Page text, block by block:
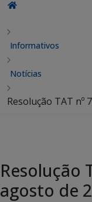
Informativos
Notícias
Resolução TAT nº
Resolução
agosto de